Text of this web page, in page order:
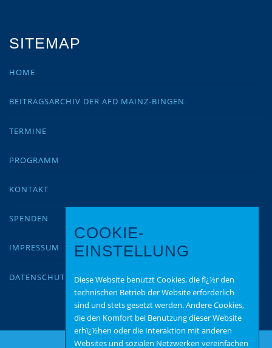
SITEMAP
HOME
BEITRAGSARCHIV DER AFD MAINZ-BINGEN
TERMINE
PROGRAMM
KONTAKT
SPENDEN
IMPRESSUM
DATENSCHUTZ
COOKIE-
EINSTELLUNG
Diese Website benutzt Cookies, die fï¿½r den
technischen Betrieb der Website erforderlich
sind und stets gesetzt werden. Andere Cookies,
die den Komfort bei Benutzung dieser Website
erhï¿½hen oder die Interaktion mit anderen
Websites und sozialen Netzwerken vereinfachen